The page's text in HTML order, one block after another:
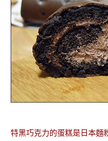
特黑巧克力的蛋糕是日本麵